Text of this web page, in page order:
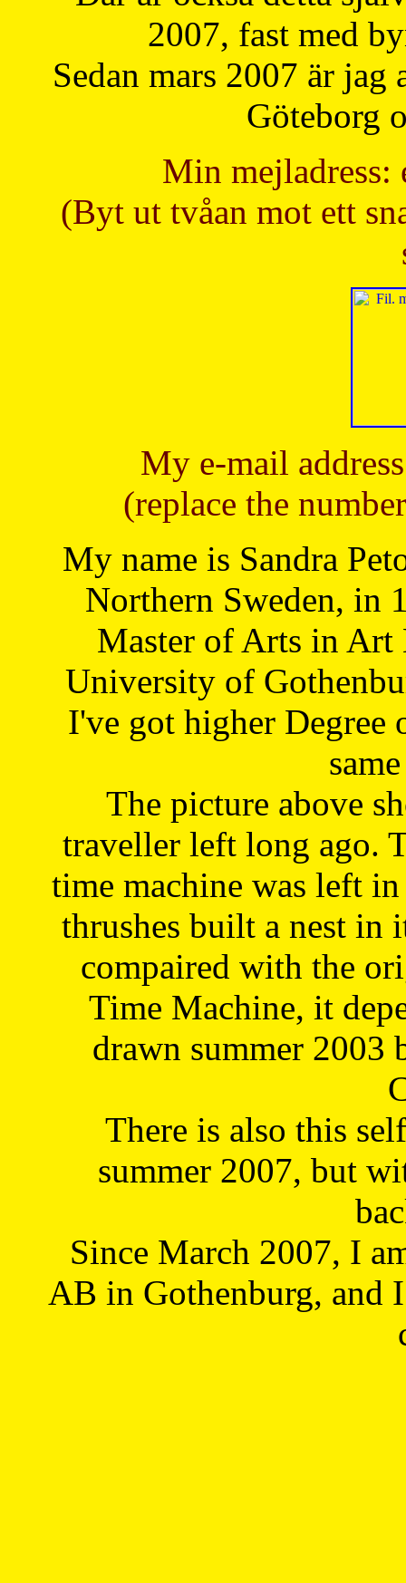
2007, fast med
Sedan mars 2007 är
Göteborg
Min mejladress:
(Byt ut tvåan mot ett
My e-mail
(replace the
My name is Sandra
Northern Sweden, in
Master of Arts in Art
University of
I've got higher Degree
The picture above
traveller left long ago.
time machine was left
thrushes built a nest in
compaired with the
Time Machine, it
drawn summer 2003
There is also this
summer 2007, but
Since March 2007, I
AB in Gothenburg, and